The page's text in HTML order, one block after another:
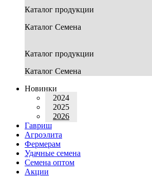
Каталог продукции
Каталог Семена
Каталог продукции
Каталог Семена
Новинки
2024
2025
2026
Гавриш
Агроэлита
Фермерам
Удачные семена
Семена оптом
Акции